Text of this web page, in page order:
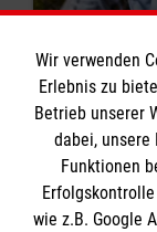
8 Erste-
Rund um
Mythen.
klären auf.
Wir verwenden
Erlebnis zu
Betrieb unserer
dabei,
Funktionen
wie z.B. Google